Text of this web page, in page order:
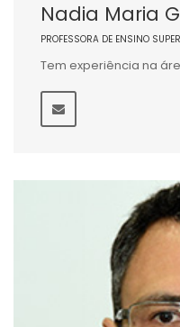
Nadia Maria
PROFESSORA DE ENSINO
Tem experiência na